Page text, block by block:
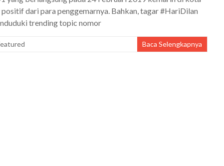
dari para penggemarnya. Bahkan, tagar #HariDilan
trending topic nomor
Baca Selengkapnya